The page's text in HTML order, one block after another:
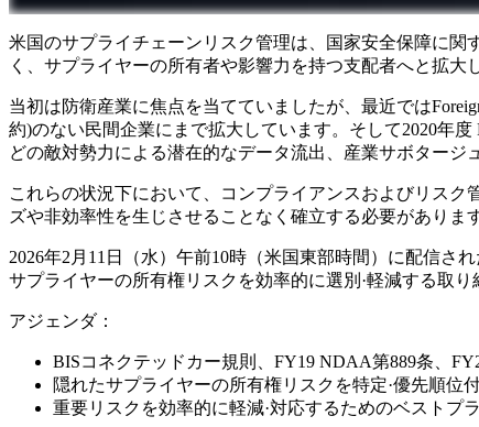
米国のサプライチェーンリスク管理は、国家安全保障に関
く、サプライヤーの所有者や影響力を持つ支配者へと拡大
当初は防衛産業に焦点を当てていましたが、最近では
約)のない民間企業にまで拡大しています。そして2020年
どの敵対勢力による潜在的なデータ流出、産業サボタージ
これらの状況下において、コンプライアンスおよびリス
ズや非効率性を生じさせることなく確立する必要があります
2026年2月11日（水）午前10時（米国東部時間）に配信さ
サプライヤーの所有権リスクを効率的に選別·軽減する取り
アジェンダ：
BISコネクテッドカー規則、FY19 NDAA第889条、
隠れたサプライヤーの所有権リスクを特定·優先順位
重要リスクを効率的に軽減·対応するためのベストプ